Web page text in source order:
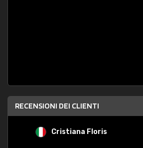
RECENSIONI DEI CLIENTI
Cristiana Floris